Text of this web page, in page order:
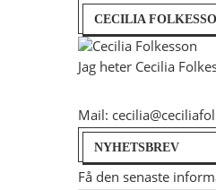
CECILIA
Jag heter Cecilia
Mail:
NYHETSBREV
Få den senaste